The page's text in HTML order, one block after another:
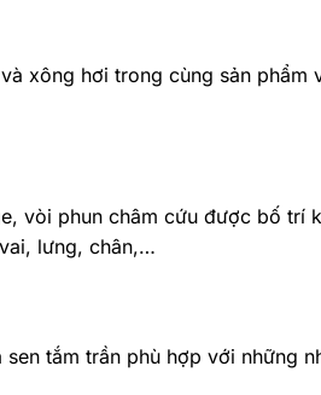
xông hơi trong cùng sản
vòi phun châm cứu được bố
lưng, chân,…
tắm trần phù hợp với những